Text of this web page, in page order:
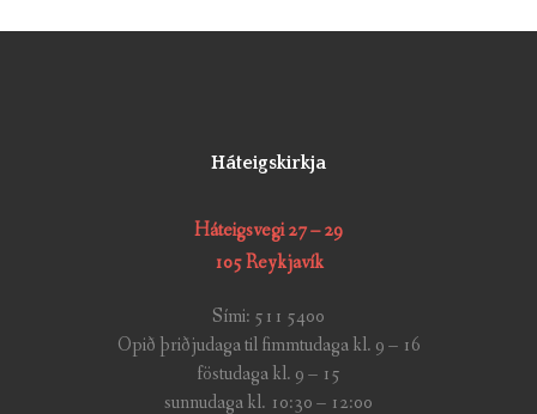
Háteigskirkja
Háteigsvegi 27 – 29
105 Reykjavík
Sími: 511 5400
Opið þriðjudaga til fimmtudaga kl. 9 – 16
föstudaga kl. 9 – 15
sunnudaga kl. 10:30 – 12:00